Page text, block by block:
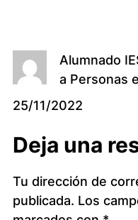
Alumnado
a Personas
25/11/2022
Deja una
Tu dirección de
publicada. Los